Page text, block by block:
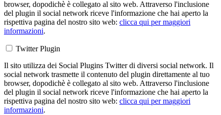
browser, dopodichè è collegato al sito web. Attraverso l'inclusione
del plugin il social network riceve l'informazione che hai aperto la
rispettiva pagina del nostro sito web: clicca qui per maggiori
informazioni.
Twitter Plugin
Il sito utilizza dei Social Plugins Twitter di diversi social network. Il
social network trasmette il contenuto del plugin direttamente al tuo
browser, dopodichè è collegato al sito web. Attraverso l'inclusione
del plugin il social network riceve l'informazione che hai aperto la
rispettiva pagina del nostro sito web: clicca qui per maggiori
informazioni.